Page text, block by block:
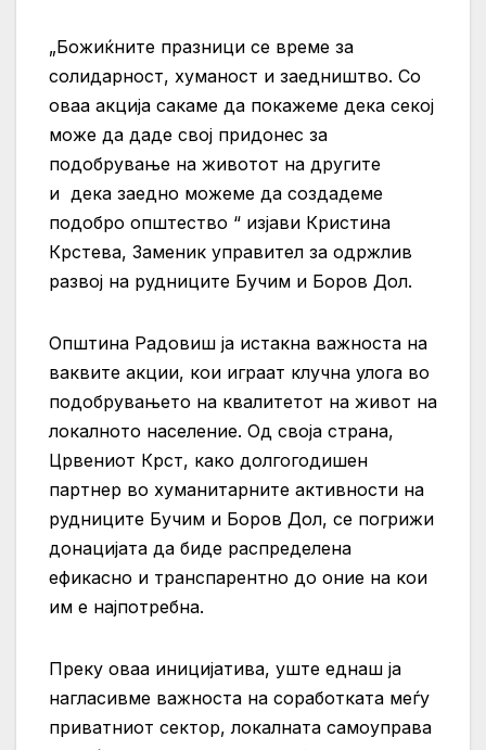
„Божиќните празници се време за
солидарност, хуманост и заедништво. Со
оваа акција сакаме да покажеме дека секој
може да даде свој придонес за
подобрување на животот на другите
и дека заедно можеме да создадеме
подобро општество “ изјави Кристина
Крстева, Заменик управител за одржлив
развој на рудниците Бучим и Боров Дол.
Општина Радовиш ја истакна важноста на
ваквите акции, кои играат клучна улога во
подобрувањето на квалитетот на живот на
локалното население. Од своја страна,
Црвениот Крст, како долгогодишен
партнер во хуманитарните активности на
рудниците Бучим и Боров Дол, се погрижи
донацијата да биде распределена
ефикасно и транспарентно до оние на кои
им е најпотребна.
Преку оваа иницијатива, уште еднаш ја
нагласивме важноста на соработката меѓу
приватниот сектор, локалната самоуправа